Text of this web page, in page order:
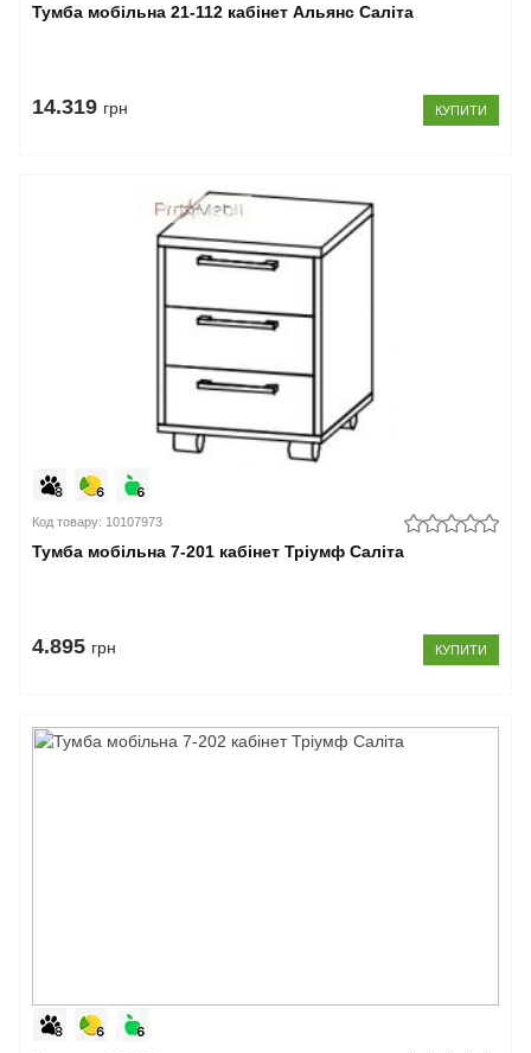
Тумба мобільна 21-112 кабінет Альянс Саліта
14.319 грн КУПИТИ
Код товару: 10107973
Тумба мобільна 7-201 кабінет Тріумф Саліта
4.895 грн КУПИТИ